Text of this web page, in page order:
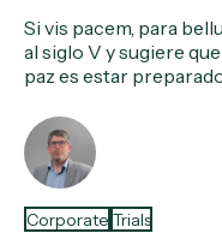
Si vis pacem, para
al siglo V y sugiere
paz es estar
Corporate Trials